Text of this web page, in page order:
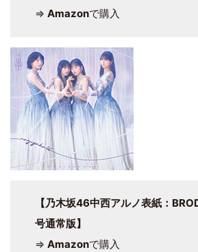
⇒ Amazonで購入
【乃木坂46中西アルノ表紙：
号通常版】
⇒ Amazonで購入